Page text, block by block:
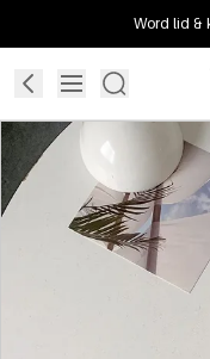
Word lid &